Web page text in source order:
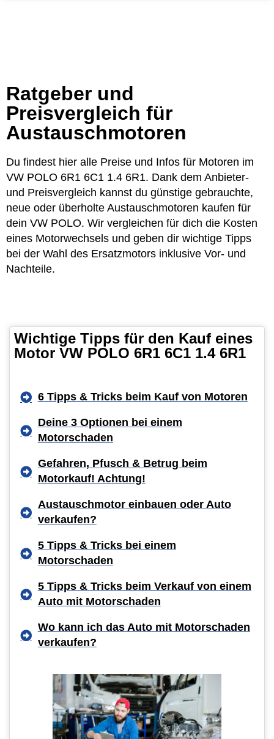
Ratgeber und
Preisvergleich für
Austauschmotoren
Du findest hier alle Preise und Infos für Motoren im
VW POLO 6R1 6C1 1.4 6R1. Dank dem Anbieter-
und Preisvergleich kannst du günstige gebrauchte,
neue oder überholte Austauschmotoren kaufen für
dein VW POLO. Wir vergleichen für dich die Kosten
eines Motorwechsels und geben dir wichtige Tipps
bei der Wahl des Ersatzmotors inklusive Vor- und
Nachteile.
Wichtige Tipps für den Kauf eines
Motor VW POLO 6R1 6C1 1.4 6R1
6 Tipps & Tricks beim Kauf von Motoren
Deine 3 Optionen bei einem
Motorschaden
Gefahren, Pfusch & Betrug beim
Motorkauf! Achtung!
Austauschmotor einbauen oder Auto
verkaufen?
5 Tipps & Tricks bei einem
Motorschaden
5 Tipps & Tricks beim Verkauf von einem
Auto mit Motorschaden
Wo kann ich das Auto mit Motorschaden
verkaufen?